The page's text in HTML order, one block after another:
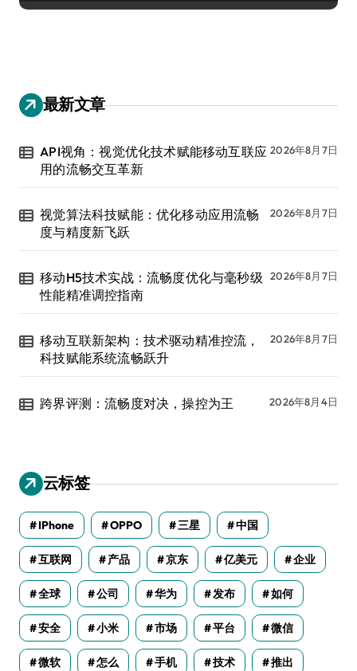
最新文章
API视角：视觉优化技术赋能移动互联应
用的流畅交互革新
2026年8月7日
视觉算法科技赋能：优化移动应用流畅
度与精度新飞跃
2026年8月7日
移动H5技术实战：流畅度优化与毫秒级
性能精准调控指南
2026年8月7日
移动互联新架构：技术驱动精准控流，
科技赋能系统流畅跃升
2026年8月7日
跨界评测：流畅度对决，操控为王 2026年8月4日
云标签
IPhone OPPO 三星 中国
互联网 产品 京东 亿美元 企业
全球 公司 华为 发布 如何
安全 小米 市场 平台 微信
微软 怎么 手机 技术 推出